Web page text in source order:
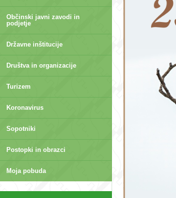
Občinski javni zavodi in
podjetje
Državne inštitucije
Društva in organizacije
Turizem
Koronavirus
Sopotniki
Postopki in obrazci
Moja pobuda